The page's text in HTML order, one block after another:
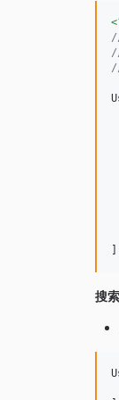
搜